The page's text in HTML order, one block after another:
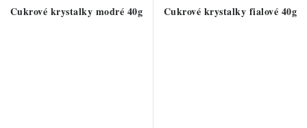
Cukrové krystalky modré 40g Cukrové krystalky fialové 40g